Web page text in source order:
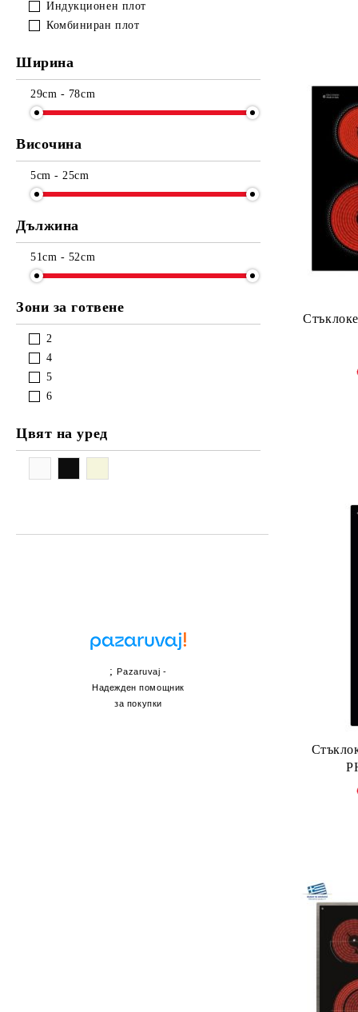
Индукционен плот
Комбиниран плот
Ширина
29cm - 78cm
Височина
5cm - 25cm
Дължина
51cm - 52cm
Зони за готвене
2
4
5
6
Цвят на уред
;Pazaruvaj -
Надежден помощник
за покупки